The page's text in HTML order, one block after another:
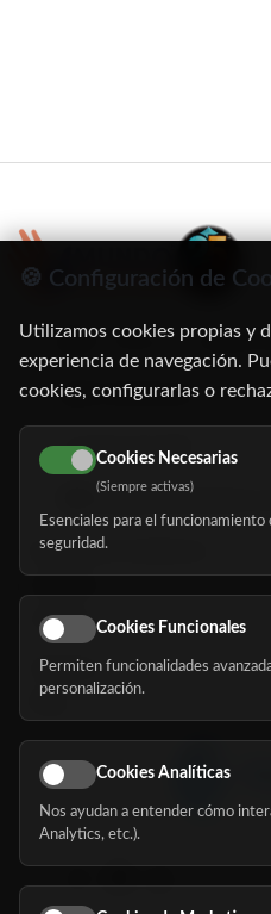
C/ Oruro, 11. 28016
91 345 06 26
616 113 103
Buscador de residencias
Eventos
Nosotros
Síguenos
🍪 Configuración de
Utilizamos cookies propias y
experiencia de navegación.
cookies, configurarlas o
Cookies Necesarias
(Siempre activas)
Esenciales para el
seguridad.
Cookies Funcionales
Permiten funcionalidades
personalización.
Cookies Analíticas
Nos ayudan a entender cómo
Analytics, etc.).